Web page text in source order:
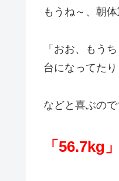
もうね～、朝
「おお、もう
台になってたり
などと喜ぶの
「56.7kg」